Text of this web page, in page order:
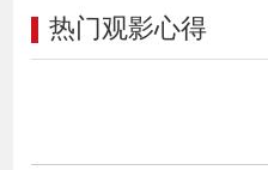
热门观影心得